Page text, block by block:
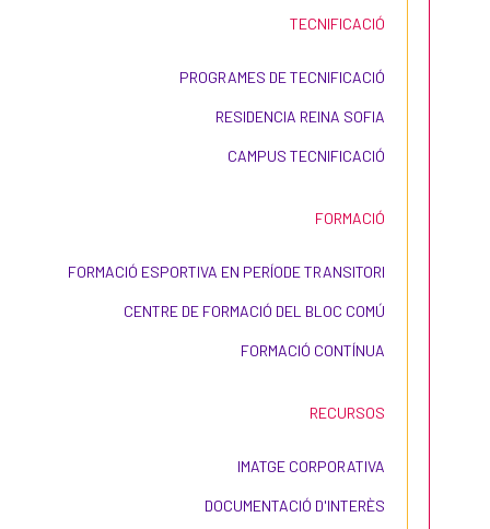
TECNIFICACIÓ
PROGRAMES DE TECNIFICACIÓ
RESIDENCIA REINA SOFIA
CAMPUS TECNIFICACIÓ
FORMACIÓ
FORMACIÓ ESPORTIVA EN PERÍODE TRANSITORI
CENTRE DE FORMACIÓ DEL BLOC COMÚ
FORMACIÓ CONTÍNUA
RECURSOS
IMATGE CORPORATIVA
DOCUMENTACIÓ D'INTERÈS